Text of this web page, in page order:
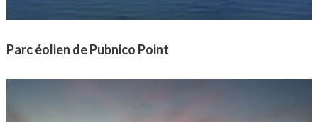
Parc éolien de Pubnico Point